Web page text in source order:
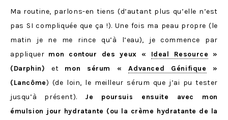
Ma routine, parlons-en tiens (d’autant plus qu’elle n’est
pas SI compliquée que ça !). Une fois ma peau propre (le
matin je ne me rince qu’à l’eau), je commence par
appliquer mon contour des yeux « Ideal Resource »
(Darphin)et mon sérum «Advanced Génifique »
(Lancôme) (de loin, le meilleur sérum que j’ai pu tester
jusqu’à présent). Je poursuis ensuite avec mon
émulsion jour hydratante (ou la crème hydratante de la